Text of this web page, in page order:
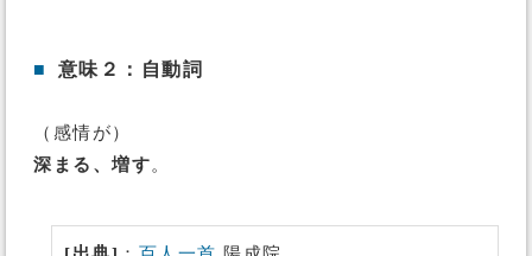
■ 意味２：自動詞
（感情が）
深まる、増す。